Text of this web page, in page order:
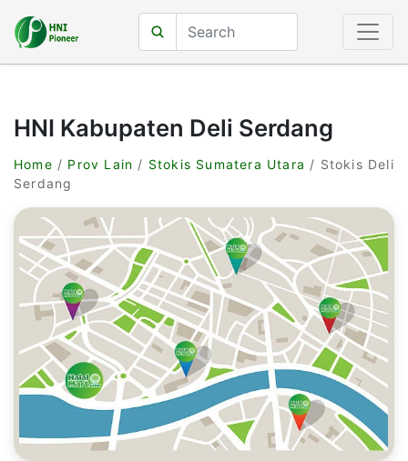
HNI Kabupaten Deli Serdang
Home / Prov Lain / Stokis Sumatera Utara / Stokis Deli
Serdang